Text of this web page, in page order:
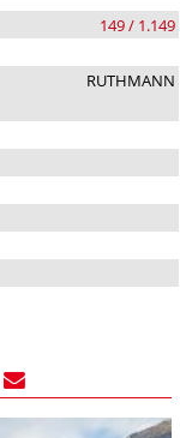
149 / 1.149
RUTHMANN